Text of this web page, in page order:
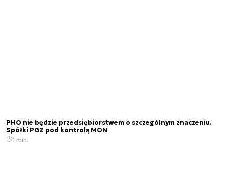
PHO nie będzie przedsiębiorstwem o szczególnym znaczeniu.
Spółki PGZ pod kontrolą MON
1 min.